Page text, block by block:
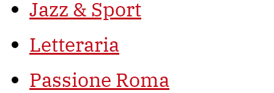
Jazz & Sport
Letteraria
Passione Roma